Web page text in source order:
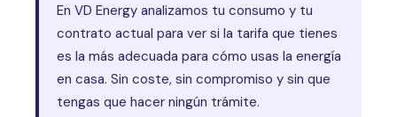
En VD Energy analizamos tu consumo y tu
contrato actual para ver si la tarifa que tienes
es la más adecuada para cómo usas la energía
en casa. Sin coste, sin compromiso y sin que
tengas que hacer ningún trámite.